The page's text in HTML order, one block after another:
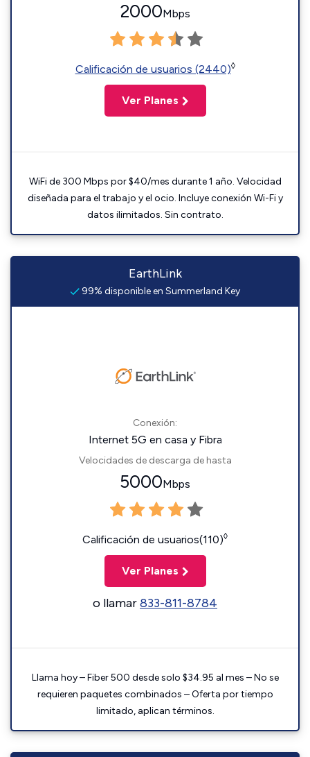
2000Mbps
Calificación de usuarios (2440)◊
Ver Planes
WiFi de 300 Mbps por $40/mes durante 1 año. Velocidad
diseñada para el trabajo y el ocio. Incluye conexión Wi-Fi y
datos ilimitados. Sin contrato.
EarthLink
99% disponible en Summerland Key
Conexión:
Internet 5G en casa y Fibra
Velocidades de descarga de hasta
5000Mbps
Calificación de usuarios(110)◊
Ver Planes
o llamar833-811-8784
Llama hoy – Fiber 500 desde solo $34.95 al mes – No se
requieren paquetes combinados – Oferta por tiempo
limitado, aplican términos.